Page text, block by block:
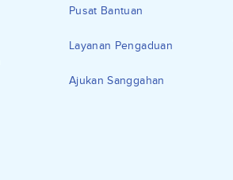
Pusat Bantuan
Layanan Pengaduan
Ajukan Sanggahan